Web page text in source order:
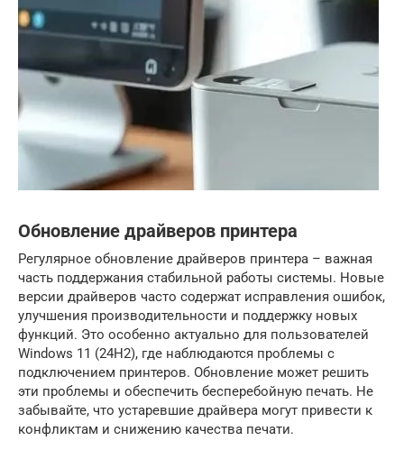
Обновление драйверов принтера
Регулярное обновление драйверов принтера – важная
часть поддержания стабильной работы системы. Новые
версии драйверов часто содержат исправления ошибок,
улучшения производительности и поддержку новых
функций. Это особенно актуально для пользователей
Windows 11 (24H2), где наблюдаются проблемы с
подключением принтеров. Обновление может решить
эти проблемы и обеспечить бесперебойную печать. Не
забывайте, что устаревшие драйвера могут привести к
конфликтам и снижению качества печати.